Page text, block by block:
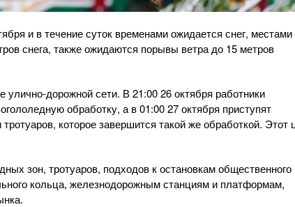
и в течение суток временами ожидается снег, местами
снега, также ожидаются порывы ветра до 15 метров
дорожной сети. В 21:00 26 октября работники
обработку, а в 01:00 27 октября приступят
которое завершится такой же обработкой. Этот
зон, тротуаров, подходов к остановкам общественного
кольца, железнодорожным станциям и платформам,